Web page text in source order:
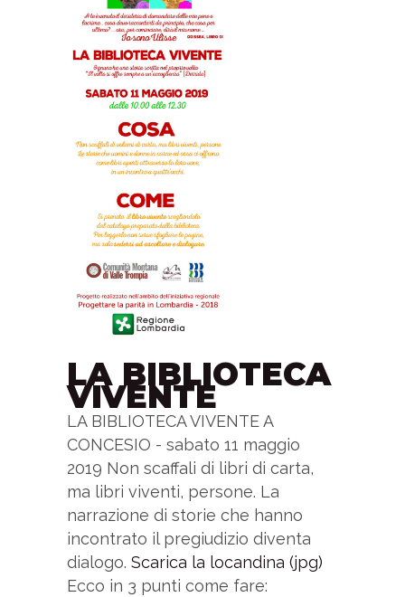
LA BIBLIOTECA
VIVENTE
LA BIBLIOTECA VIVENTE A
CONCESIO - sabato 11 maggio
2019 Non scaffali di libri di carta,
ma libri viventi, persone. La
narrazione di storie che hanno
incontrato il pregiudizio diventa
dialogo. Scarica la locandina (jpg)
Ecco in 3 punti come fare: